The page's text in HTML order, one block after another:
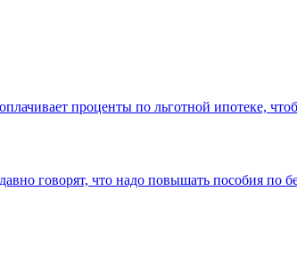
проценты по льготной ипотеке,
говорят, что надо повышать пособия по